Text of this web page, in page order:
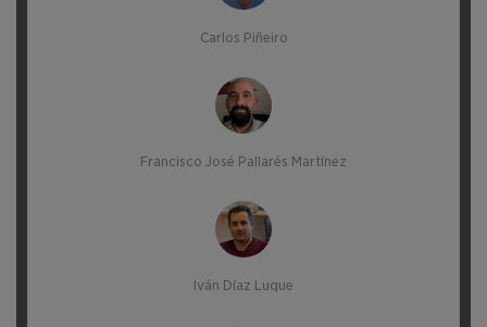
Carlos Piñeiro
Francisco José Pallarés Martínez
Iván Díaz Luque